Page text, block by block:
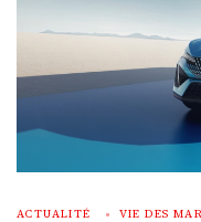
ACTUALITÉ VIE DES